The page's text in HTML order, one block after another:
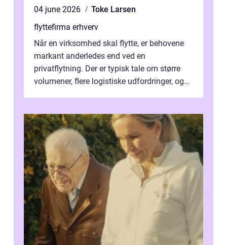
04 june 2026
Toke Larsen
flyttefirma erhverv
Når en virksomhed skal flytte, er behovene
markant anderledes end ved en
privatflytning. Der er typisk tale om større
volumener, flere logistiske udfordringer, og